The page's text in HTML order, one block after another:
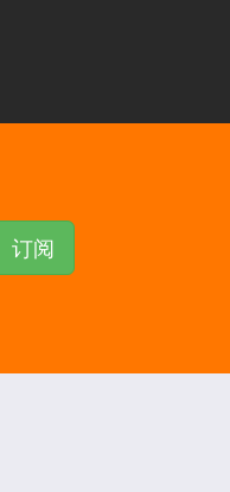
订阅